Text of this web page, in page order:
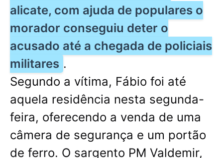
alicate, com ajuda de populares o
morador conseguiu deter o
acusado até a chegada de policiais
militares .
Segundo a vítima, Fábio foi até
aquela residência nesta segunda-
feira, oferecendo a venda de uma
câmera de segurança e um portão
de ferro. O sargento PM Valdemir,